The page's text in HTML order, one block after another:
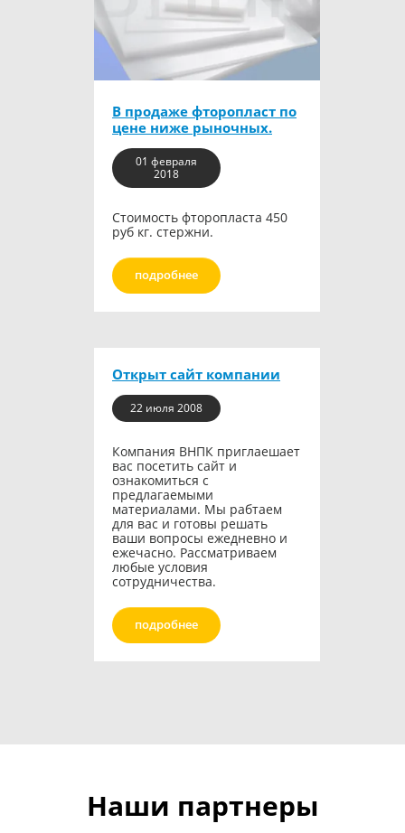
В продаже фторопласт по
цене ниже рыночных.
01 февраля
2018
Стоимость фторопласта 450
руб кг. стержни.
подробнее
Открыт сайт компании
22 июля 2008
Компания ВНПК приглаешает
вас посетить сайт и
ознакомиться с
предлагаемыми
материалами. Мы рабтаем
для вас и готовы решать
ваши вопросы ежедневно и
ежечасно. Рассматриваем
любые условия
сотрудничества.
подробнее
Наши партнеры